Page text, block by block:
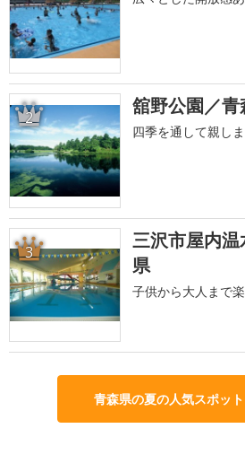
2 舘野公園／青
四季を通して親し
3
三沢市屋内
県
子供から大人まで
青森県の夏の人気スポッ